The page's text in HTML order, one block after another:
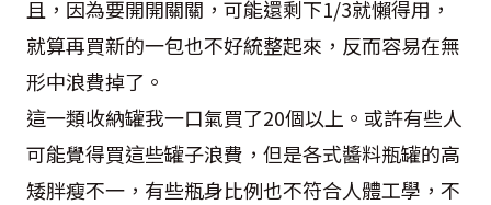
且，因為要開開關關，可能還剩下1/3就懶得用，
就算再買新的一包也不好統整起來，反而容易在無
形中浪費掉了。
這一類收納罐我一口氣買了20個以上。或許有些人
可能覺得買這些罐子浪費，但是各式醬料瓶罐的高
矮胖瘦不一，有些瓶身比例也不符合人體工學，不